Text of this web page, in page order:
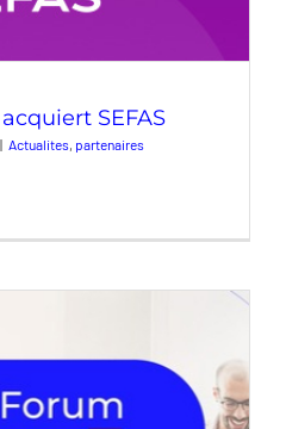
SEFAS
| Actualites, partenaires